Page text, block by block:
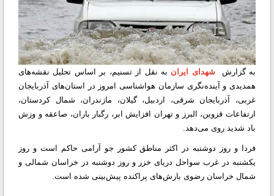
به گزارششهدای ایران به نقل از تسنیم، بر اساس تحلیل نقشه‌های
همدیدی و آینده‌نگری سازمان هواشناسی امروز در استان‌های آذربایجان
غربی، آذربایجان شرقی، اردبیل، گیلان، مازندران، شمال کردستان،
ارتفاعات قزوین، البرز و تهران افزایش ابر، رگبار باران، صاعقه و وزش
باد شدید روی می‌دهد.
فردا و روز دوشنبه در اکثر مناطق کشور جو آرامی حاکم است و روز
یکشنبه در غرب سواحل دریای خزر و روز دوشنبه در خراسان شمالی و
شمال خراسان رضوی بارش‌های پراکنده پیش‌بینی شده است.